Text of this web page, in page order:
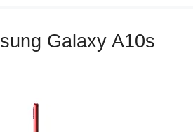
Galaxy A10s